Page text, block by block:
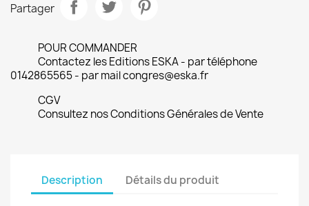
Partager
POUR COMMANDER
Contactez les Editions ESKA - par téléphone
0142865565 - par mail congres@eska.fr
CGV
Consultez nos Conditions Générales de Vente
Description Détails du produit